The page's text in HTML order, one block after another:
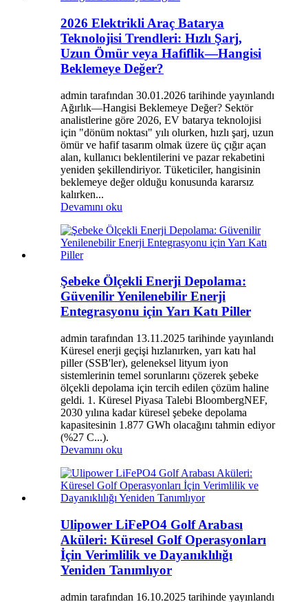
2026 Elektrikli Araç Batarya
Teknolojisi Trendleri: Hızlı Şarj,
Uzun Ömür veya Hafiflik—Hangisi
Beklemeye Değer?
admin tarafından 30.01.2026 tarihinde yayınlandı
Ağırlık—Hangisi Beklemeye Değer? Sektör
analistlerine göre 2026, EV batarya teknolojisi
için "dönüm noktası" yılı olurken, hızlı şarj, uzun
ömür ve hafif tasarım olmak üzere üç çığır açan
alan, kullanıcı beklentilerini ve pazar rekabetini
yeniden şekillendiriyor. Tüketiciler, hangisinin
beklemeye değer olduğu konusunda kararsız
kalırken...
Devamını oku
Şebeke Ölçekli Enerji Depolama:
Güvenilir Yenilenebilir Enerji
Entegrasyonu için Yarı Katı Piller
admin tarafından 13.11.2025 tarihinde yayınlandı
Küresel enerji geçişi hızlanırken, yarı katı hal
piller (SSB'ler), geleneksel lityum iyon
sistemlerinin temel sorunlarını çözerek şebeke
ölçekli depolama için tercih edilen çözüm haline
geldi. 1. Küresel Piyasa Talebi BloombergNEF,
2030 yılına kadar küresel şebeke depolama
kapasitesinin 1.877 GWh olacağını tahmin ediyor
(%27 C...).
Devamını oku
Ulipower LiFePO4 Golf Arabası
Aküleri: Küresel Golf Operasyonları
İçin Verimlilik ve Dayanıklılığı
Yeniden Tanımlıyor
admin tarafından 16.10.2025 tarihinde yayınlandı